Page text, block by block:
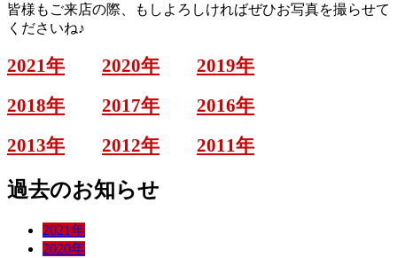
皆様もご来店の際、もしよろしければぜひお写真を撮らせて
くださいね♪
2021年 2020年
2019年
2018年
2017年
2016年
2013年
2012年 2011年
過去のお知らせ
2021年
2020年